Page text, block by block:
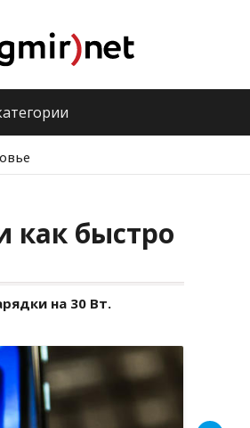
как быстро
на 30 Вт.